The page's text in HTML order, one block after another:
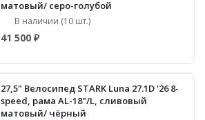
матовый/ серо-голубой
В наличии (10 шт.)
41 500 ₽
27,5" Велосипед STARK Luna 27.1D '26 8-
speed, рама AL-18"/L, сливовый
матовый/ чёрный